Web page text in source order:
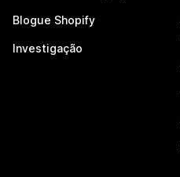
Blogue Shopify
Investigação